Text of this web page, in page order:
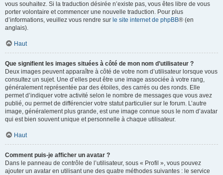
vous souhaitez. Si la traduction désirée n’existe pas, vous êtes libre de vous
porter volontaire et commencer une nouvelle traduction. Pour plus
d’informations, veuillez vous rendre sur le site internet de phpBB® (en
anglais).
Haut
Que signifient les images situées à côté de mon nom d’utilisateur ?
Deux images peuvent apparaître à côté de votre nom d’utilisateur lorsque vous
consultez un sujet. Une d’elles peut être une image associée à votre rang,
généralement représentée par des étoiles, des carrés ou des ronds. Elle
permet d’indiquer votre activité selon le nombre de messages que vous avez
publié, ou permet de différencier votre statut particulier sur le forum. L’autre
image, généralement plus grande, est une image connue sous le nom d’avatar
qui est bien souvent unique et personnelle à chaque utilisateur.
Haut
Comment puis-je afficher un avatar ?
Dans le panneau de contrôle de l’utilisateur, sous « Profil », vous pouvez
ajouter un avatar en utilisant une des quatre méthodes suivantes : le service